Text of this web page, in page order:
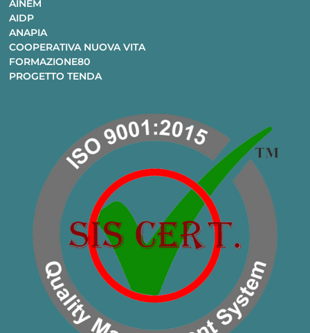
AINEM
AIDP
ANAPIA
COOPERATIVA NUOVA VITA
FORMAZIONE80
PROGETTO TENDA